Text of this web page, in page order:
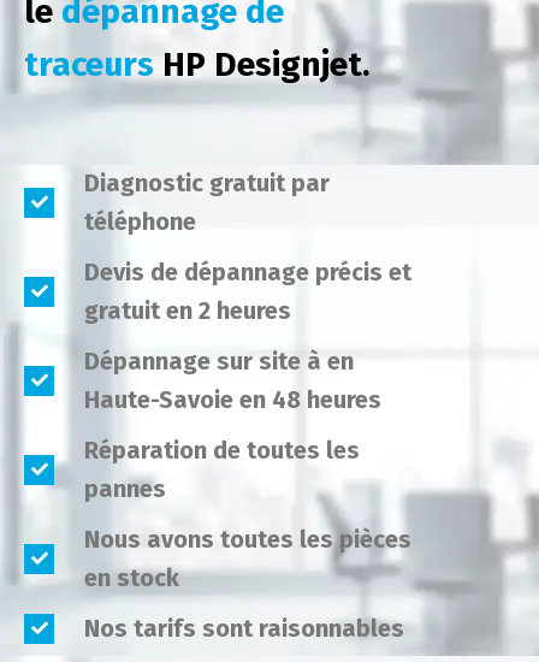
le dépannage de
traceurs HP Designjet.
Diagnostic gratuit par
téléphone
Devis de dépannage précis et
gratuit en 2 heures
Dépannage sur site à en
Haute-Savoie en 48 heures
Réparation de toutes les
pannes
Nous avons toutes les pièces
en stock
Nos tarifs sont raisonnables